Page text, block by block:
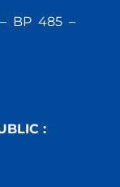
BP 485 –
: